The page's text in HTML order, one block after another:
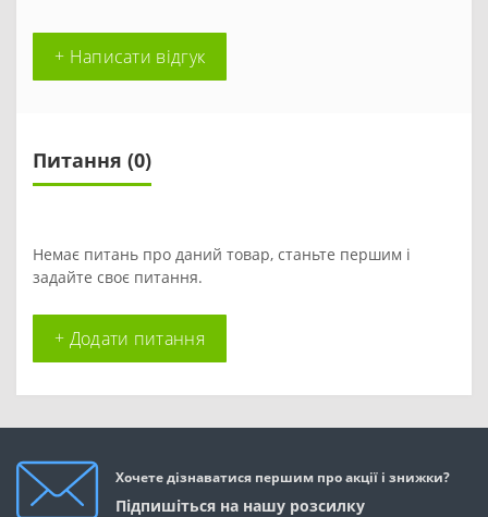
+ Написати відгук
Питання (0)
Немає питань про даний товар, станьте першим і
задайте своє питання.
+ Додати питання
Хочете дізнаватися першим про акції і знижки?
Підпишіться на нашу розсилку